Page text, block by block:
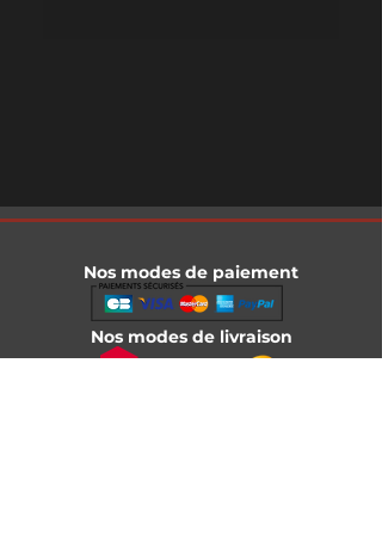
Nos modes de paiement
Nos modes de livraison